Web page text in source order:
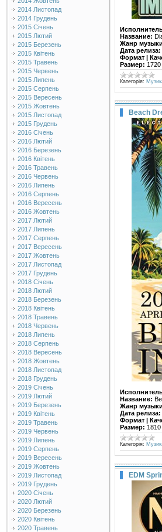
2014 Листопад
2014 Грудень
2015 Січень
2015 Лютий
2015 Березень
2015 Квітень
2015 Травень
2015 Червень
2015 Липень
2015 Серпень
2015 Вересень
2015 Жовтень
2015 Листопад
2015 Грудень
2016 Січень
2016 Лютий
2016 Березень
2016 Квітень
2016 Травень
2016 Червень
2016 Липень
2016 Серпень
2016 Вересень
2016 Жовтень
2017 Лютий
2017 Липень
2017 Серпень
2017 Вересень
2017 Жовтень
2017 Листопад
2017 Грудень
2018 Січень
2018 Лютий
2018 Березень
2018 Квітень
2018 Травень
2018 Червень
2018 Липень
2018 Серпень
2018 Вересень
2018 Жовтень
2018 Листопад
2018 Грудень
2019 Січень
2019 Лютий
2019 Березень
2019 Квітень
2019 Травень
2019 Червень
2019 Липень
2019 Серпень
2019 Вересень
2019 Жовтень
2019 Листопад
2019 Грудень
2020 Січень
2020 Лютий
2020 Березень
2020 Квітень
2020 Травень
Название:
Жанр
Дата релиза:
Формат |
Размер:
Категорія:
Beach
Название:
Жанр
Дата релиза:
Формат |
Размер:
Категорія:
EDM